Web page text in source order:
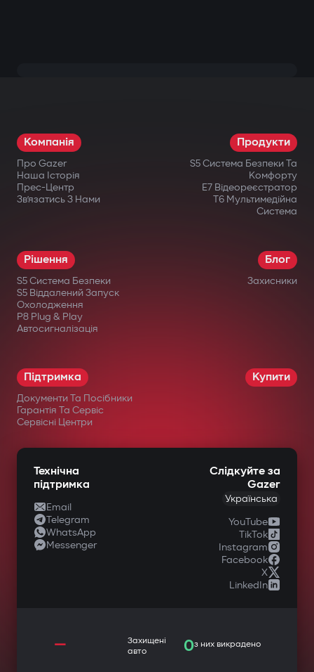
Компанія
Про Gazer
Наша Історія
Прес-Центр
Зв’язатись З Нами
Продукти
S5 Система Безпеки Та
Комфорту
E7 Відеореєстратор
T6 Мультимедійна
Система
Рішення
S5 Система Безпеки
S5 Віддалений Запуск
Охолодження
P8 Plug & Play
Автосигналізація
Блог
Захисники
Підтримка
Документи Та Посібники
Гарантія Та Сервіс
Сервісні Центри
Купити
Технічна
підтримка
Email
Telegram
WhatsApp
Messenger
Слідкуйте за
Gazer
Українська
YouTube
TikTok
Instagram
Facebook
X
LinkedIn
—
Захищені
авто
0з них викрадено